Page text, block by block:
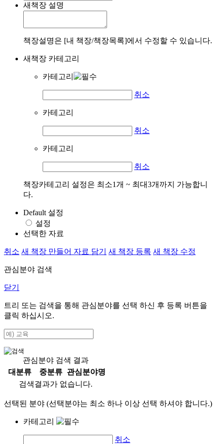
새책장 설명
책장설명은 [내 책장/책장목록]에서 수정할 수 있습니다.
새책장 카테고리
카테고리
취소
카테고리
취소
카테고리
취소
책장카테고리 설정은 최소1개 ~ 최대3개까지 가능합니
다.
Default 설정
설정
선택한 자료
취소 새 책장 만들어 자료 담기 새 책장 등록 새 책장 수정
관심분야 검색
닫기
트리 또는 검색을 통해 관심분야를 선택 하신 후 등록 버튼을
클릭 하십시오.
관심분야 검색 결과
대분류
중분류
관심분야명
검색결과가 없습니다.
선택된 분야 (선택분야는 최소 하나 이상 선택 하셔야 합니다.)
카테고리
취소